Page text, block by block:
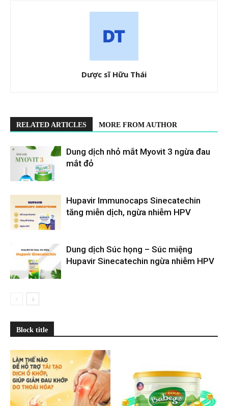
Dược sĩ Hữu Thái
RELATED ARTICLES MORE FROM AUTHOR
Dung dịch nhỏ mắt Myovit 3 ngừa đau
mắt đỏ
Hupavir Immunocaps Sinecatechin
tăng miễn dịch, ngừa nhiễm HPV
Dung dịch Súc họng – Súc miệng
Hupavir Sinecatechin ngừa nhiễm HPV
Block title